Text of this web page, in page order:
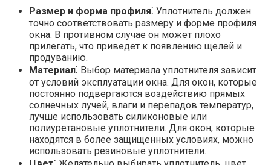
Размер и форма профиля⁚ Уплотнитель должен
точно соответствовать размеру и форме профиля
окна. В противном случае он может плохо
прилегать, что приведет к появлению щелей и
продуванию.
Материал⁚ Выбор материала уплотнителя зависит
от условий эксплуатации окна. Для окон, которые
постоянно подвергаются воздействию прямых
солнечных лучей, влаги и перепадов температур,
лучше использовать силиконовые или
полиуретановые уплотнители. Для окон, которые
находятся в более защищенных условиях, можно
использовать резиновые уплотнители.